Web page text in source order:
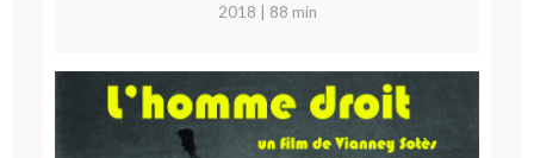
2018 | 88 min